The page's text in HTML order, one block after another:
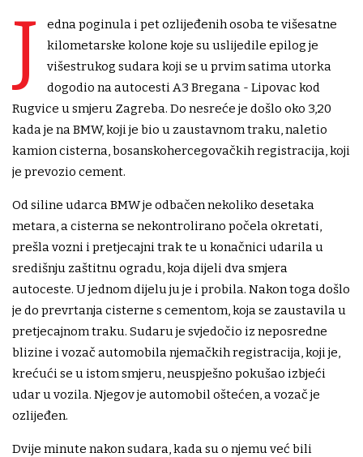
J
edna poginula i pet ozlijeđenih osoba te višesatne
kilometarske kolone koje su uslijedile epilog je
višestrukog sudara koji se u prvim satima utorka
dogodio na autocesti A3 Bregana - Lipovac kod
Rugvice u smjeru Zagreba. Do nesreće je došlo oko 3,20
kada je na BMW, koji je bio u zaustavnom traku, naletio
kamion cisterna, bosanskohercegovačkih registracija, koji
je prevozio cement.
Od siline udarca BMW je odbačen nekoliko desetaka
metara, a cisterna se nekontrolirano počela okretati,
prešla vozni i pretjecajni trak te u konačnici udarila u
središnju zaštitnu ogradu, koja dijeli dva smjera
autoceste. U jednom dijelu ju je i probila. Nakon toga došlo
je do prevrtanja cisterne s cementom, koja se zaustavila u
pretjecajnom traku. Sudaru je svjedočio iz neposredne
blizine i vozač automobila njemačkih registracija, koji je,
krećući se u istom smjeru, neuspješno pokušao izbjeći
udar u vozila. Njegov je automobil oštećen, a vozač je
ozlijeđen.
Dvije minute nakon sudara, kada su o njemu već bili